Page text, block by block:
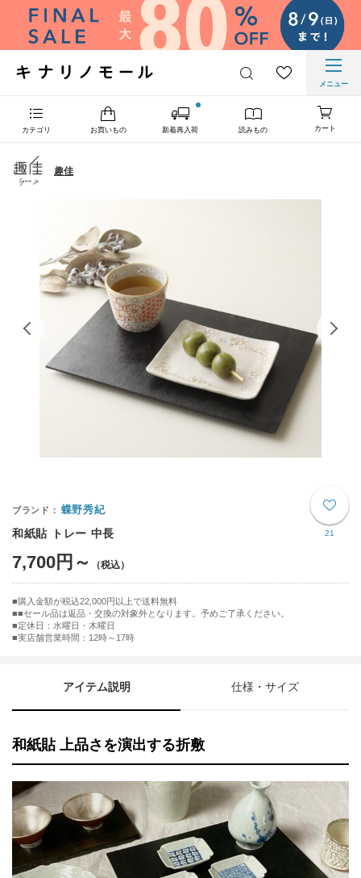
メニュー
カテゴリ お買いもの 新着再入荷 読みもの カート
趣佳
21
蝶野秀紀
和紙貼 トレー 中長
7,700円～
購入金額が税込22,000円以上で送料無料
■セール品は返品・交換の対象外となります。予めご了承ください。
■定休日：水曜日・木曜日
■実店舗営業時間：12時～17時
アイテム説明 仕様・サイズ
和紙貼 上品さを演出する折敷